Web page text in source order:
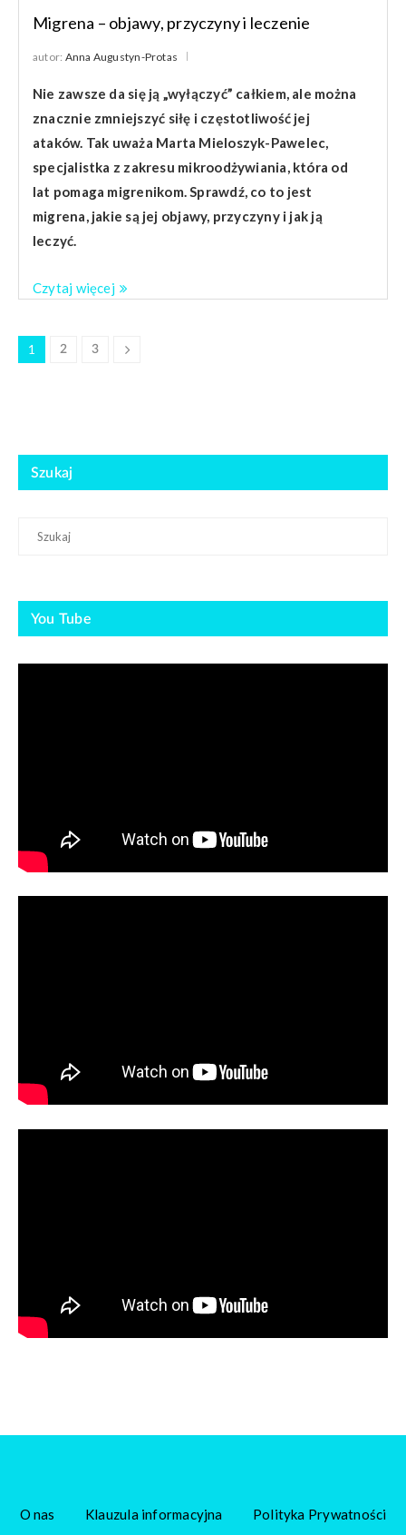
Migrena – objawy, przyczyny i leczenie
autor: Anna Augustyn-Protas
Nie zawsze da się ją „wyłączyć” całkiem, ale można
znacznie zmniejszyć siłę i częstotliwość jej
ataków. Tak uważa Marta Mieloszyk-Pawelec,
specjalistka z zakresu mikroodżywiania, która od
lat pomaga migrenikom. Sprawdź, co to jest
migrena, jakie są jej objawy, przyczyny i jak ją
leczyć.
Czytaj więcej
1 2 3
Szukaj
You Tube
O nas Klauzula informacyjna Polityka Prywatności